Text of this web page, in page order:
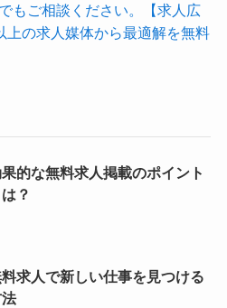
もご相談ください。【求人広
上の求人媒体から最適解を無料
的な無料求人掲載のポイント
は？
求人で新しい仕事を見つける